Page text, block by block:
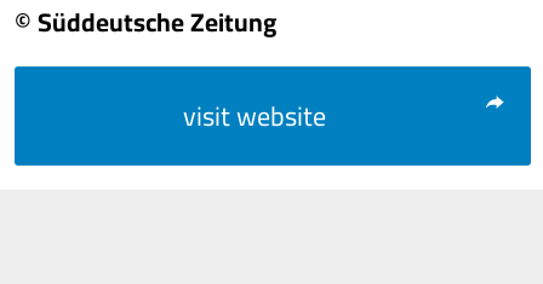
© Süddeutsche Zeitung
visit website